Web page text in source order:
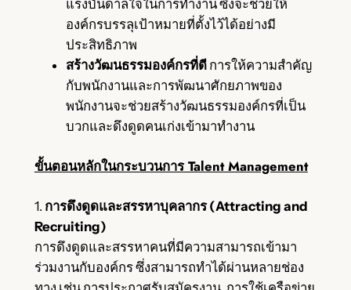
แรงบันดาลใจในการทำงาน ซึ่งจะช่วยให้
องค์กรบรรลุเป้าหมายที่ตั้งไว้ได้อย่างมี
ประสิทธิภาพ
สร้างวัฒนธรรมองค์กรที่ดีการให้ความสำคัญ
กับพนักงานและการพัฒนาศักยภาพของ
พนักงานจะช่วยสร้างวัฒนธรรมองค์กรที่เป็น
บวกและดึงดูดคนเก่งเข้ามาทำงาน
ขั้นตอนหลักในกระบวนการ Talent Management
1. การดึงดูดและสรรหาบุคลากร (Attracting and
Recruiting)
การดึงดูดและสรรหาคนที่มีความสามารถเข้ามา
ร่วมงานกับองค์กร ซึ่งสามารถทำได้ผ่านหลายช่อง